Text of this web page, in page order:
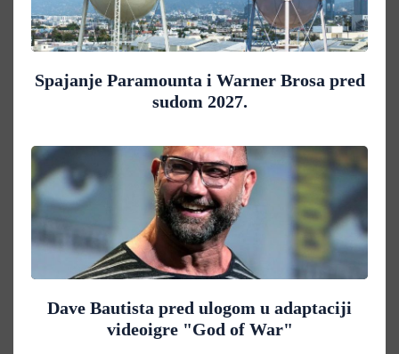
Spajanje Paramounta i Warner Brosa pred
sudom 2027.
Dave Bautista pred ulogom u adaptaciji
videoigre "God of War"